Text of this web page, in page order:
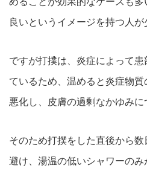
良いというイメージを持つ人が
ですが打撲は、炎症によって
ているため、温めると炎症物
悪化し、皮膚の過剰なかゆみに
そのため打撲をした直後から
避け、湯温の低いシャワーのみ